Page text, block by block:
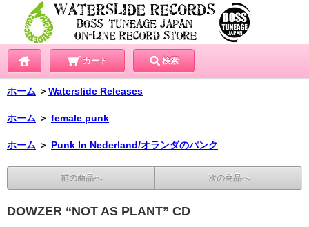
カート 検索
ホーム ＞Waterslide Releases
ホーム ＞ female punk
ホーム ＞ Punk In Nederland/オランダのパンク
前の商品へ 次の商品へ
DOWZER “NOT AS PLANT” CD